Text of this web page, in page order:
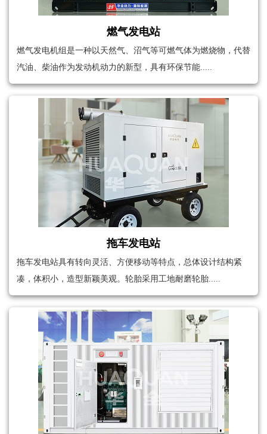
燃气发电站
燃气发电机组是一种以天然气、沼气等可燃气体为燃烧物，代替
汽油、柴油作为发动机动力的新型，具有环保节能.....
拖车发电站
拖车发电站具有转向灵活、方便移动等特点，总体设计结构紧
凑，体积小，造型新颖美观。轮胎采用工地耐磨轮胎.....